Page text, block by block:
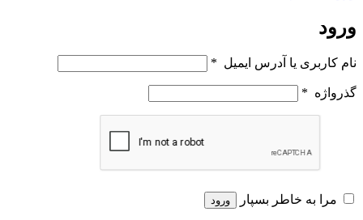
ورود
نام کاربری یا آدرس ایمیل *
گذرواژه *
مرا به خاطر بسپار ورود